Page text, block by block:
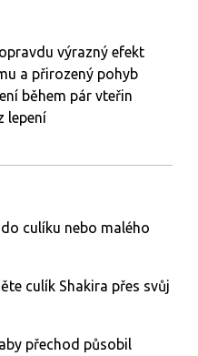
výrazný efekt
a přirozený pohyb
během pár vteřin
lepení
culíku nebo malého
culík Shakira přes svůj
přechod působil